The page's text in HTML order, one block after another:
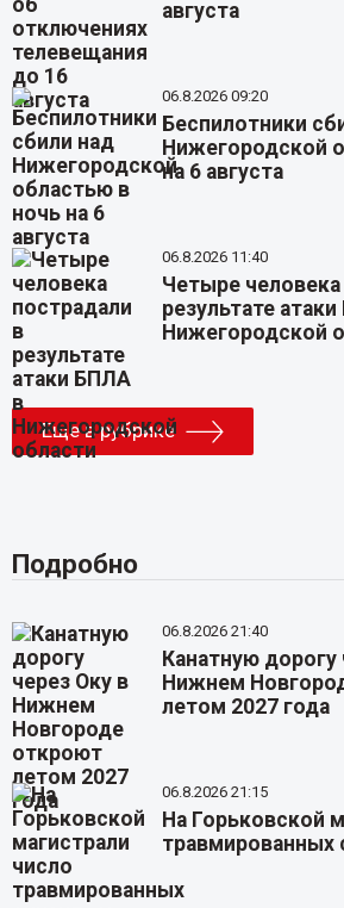
августа
06.8.2026 09:20
Беспилотники
Нижегородской
на 6 августа
06.8.2026 11:40
Четыре
результате
Нижегородской
Еще в рубрике
Подробно
06.8.2026 21:40
Канатную дорогу
Нижнем
летом 2027 года
06.8.2026 21:15
На Горьковской
травмированных